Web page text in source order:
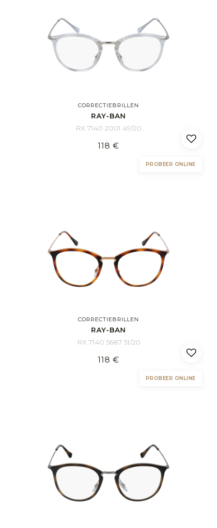
CORRECTIEBRILLEN
RAY-BAN
RX 7140 2001 49/20
118 €
PROBEER ONLINE
CORRECTIEBRILLEN
RAY-BAN
RX 7140 5687 51/20
118 €
PROBEER ONLINE